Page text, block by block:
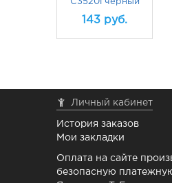
C3520i черный
143 руб.
Личный кабинет
История заказов
Мои закладки
Оплата на сайте
безопасную